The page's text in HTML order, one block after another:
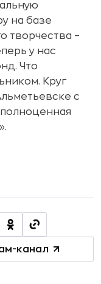
на базе
творчества –
у нас
Что
Круг
с
канал